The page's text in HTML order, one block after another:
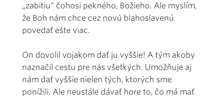
„zabitiu“ čohosi pekného, Božieho. Ale myslím,
že Boh nám chce cez novú blahoslavenú
povedať ešte viac.
On dovolil vojakom dať ju vyššie! A tým akoby
naznačil cestu pre nás všetkých. Umožňuje aj
nám dať vyššie nielen tých, ktorých sme
ponížili. Ale neustále dávať hore to, čo má mať